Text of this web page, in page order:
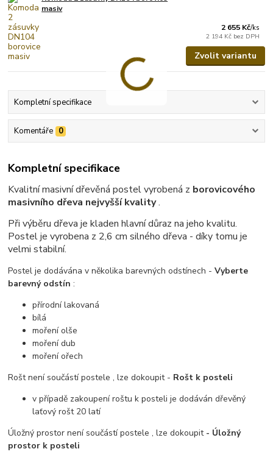
masiv
2 655 Kč/ks
2 194 Kč bez DPH
Zvolit variantu
Kompletní specifikace
Komentáře 0
Kompletní specifikace
Kvalitní masivní dřevěná postel vyrobená z borovicového
masivního dřeva nejvyšší kvality.
Při výběru dřeva je kladen hlavní důraz na jeho kvalitu.
Postel je vyrobena z 2,6 cm silného dřeva - díky tomu je
velmi stabilní.
Postel je dodávána v několika barevných odstínech -Vyberte
barevný odstín :
přírodní lakovaná
bílá
moření olše
moření dub
moření ořech
Rošt není součástí postele , lze dokoupit - Rošt k posteli
v případě zakoupení roštu k posteli je dodáván dřevěný
laťový rošt 20 latí
Úložný prostor není součástí postele , lze dokoupit- Úložný
prostor k posteli